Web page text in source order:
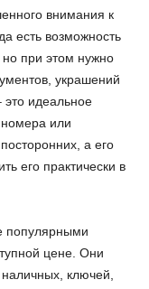
внимания к
есть возможность
но при этом нужно
украшений
это идеальное
или
а его
его практически в
популярными
цене. Они
ключей,